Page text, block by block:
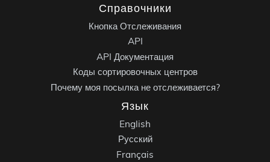
Справочники
Кнопка Отслеживания
API
API Документация
Коды сортировочных центров
Почему моя посылка не отслеживается?
Язык
English
Русский
Français